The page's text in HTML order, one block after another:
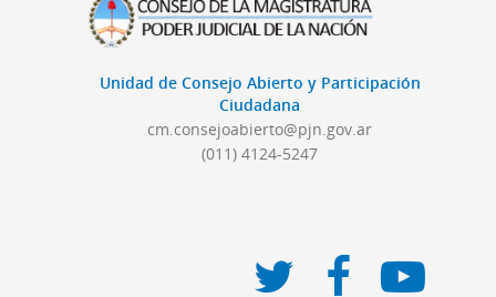
Unidad de Consejo Abierto y Participación
Ciudadana
cm.consejoabierto@pjn.gov.ar
(011) 4124-5247